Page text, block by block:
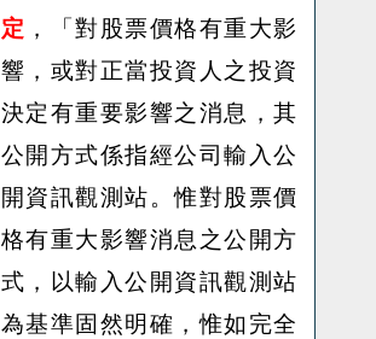
定 ，「對股票價格有重大影
響，或對正當投資人之投資
決定有重要影響之消息，其
公開方式係指經公司輸入公
開資訊觀測站。惟對股票價
格有重大影響消息之公開方
式，以輸入公開資訊觀測站
為基準固然明確，惟如完全